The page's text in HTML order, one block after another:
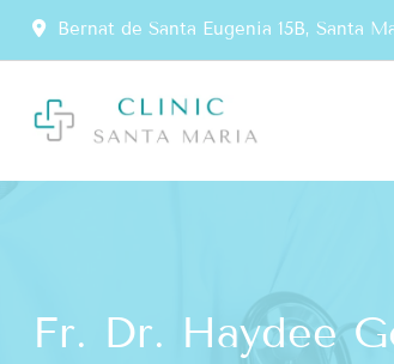
springenBernat de Santa Eugenia 15B, Santa
Fr. Dr. Haydee